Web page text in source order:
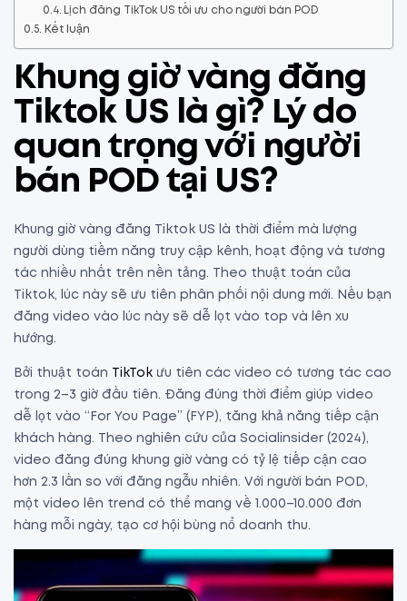
Lịch đăng TikTok US tối ưu cho người bán POD
Kết luận
Khung giờ vàng đăng
Tiktok US là gì? Lý do
quan trọng với người
bán POD tại US?
Khung giờ vàng đăng Tiktok US là thời điểm mà lượng
người dùng tiềm năng truy cập kênh, hoạt động và tương
tác nhiều nhất trên nền tảng. Theo thuật toán của
Tiktok, lúc này sẽ ưu tiên phân phối nội dung mới. Nếu bạn
đăng video vào lúc này sẽ dễ lọt vào top và lên xu
hướng.
Bởi thuật toán TikTok ưu tiên các video có tương tác cao
trong 2–3 giờ đầu tiên. Đăng đúng thời điểm giúp video
dễ lọt vào “For You Page” (FYP), tăng khả năng tiếp cận
khách hàng. Theo nghiên cứu của Socialinsider (2024),
video đăng đúng khung giờ vàng có tỷ lệ tiếp cận cao
hơn 2.3 lần so với đăng ngẫu nhiên. Với người bán POD,
một video lên trend có thể mang về 1.000–10.000 đơn
hàng mỗi ngày, tạo cơ hội bùng nổ doanh thu.